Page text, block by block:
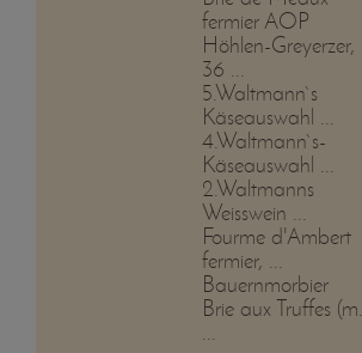
fermier AOP
Höhlen-Greyerzer,
36 ...
5.Waltmann`s
Käseauswahl ...
4.Waltmann`s-
Käseauswahl ...
2.Waltmanns
Weisswein ...
Fourme d'Ambert
fermier, ...
Bauernmorbier
Brie aux Truffes (m.
...